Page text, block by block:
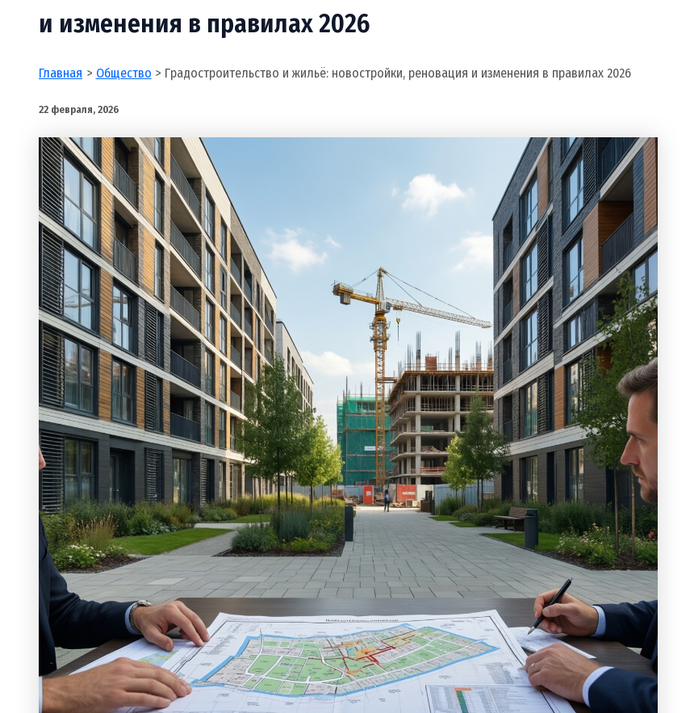
и изменения в правилах 2026
Главная Общество Градостроительство и жильё: новостройки, реновация и изменения в правилах 2026
22 февраля, 2026